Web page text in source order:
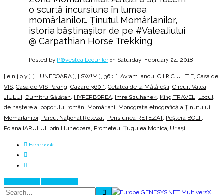
o scurtă incursiune în lumea
momârlanilor… Ținutul Momârlanilor,
istoria băștinașilor de pe #ValeaJiului
@ Carpathian Horse Trekking
Posted by P⊕vestea Locuriloron Saturday, February 24, 2018
[ e n j o y ] [ HUNEDOARA ], [ SW!M ], 360 °, Avram Iancu, C I R C U I T E, Casa de
VIS, Casa de VIS Parâng, Cazare 360 °, Cetatea de la Mălăiești, Circuit Valea
JIULUI, Dumitru Gălățan, HYPERBOREA, Imre Szuhanek​, King TRAVEL, Locul
de naştere al poporului român, Momârlani, Monografia etnografică a Ținutului
Momârlanilor, Parcul Național Retezat, Pensiunea RETEZAT, Peștera BOLII,
Poiana IARULUI, prin Hunedoara, Prometeu, Țugulea Monica, Uriași
Facebook